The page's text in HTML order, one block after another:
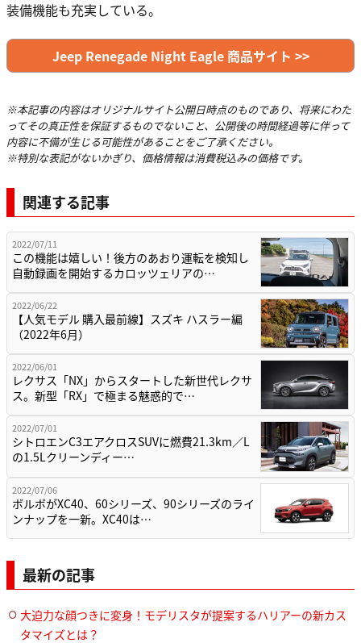
装備機能も充実している。
Jeep Renegade Night Eagle 商品サイト >>
※本記事の内容はオリジナルサイト公開日時点のものであり、将来にわた
ってその真正性を保証するものでないこと、公開後の時間経過等に伴って
内容に不備が生じる可能性があることをご了承ください。
※特別な表記がないかぎり、価格情報は消費税込みの価格です。
関連する記事
2022/07/11
この機能は嬉しい！後方のあおり運転を検知し
自動録画を開始するカロッツェリアの…
2022/06/22
【人気モデル 購入最前線】スズキ ハスラー編
（2022年6月）
2022/06/01
レクサス「NX」からスタートした新世代レクサ
ス。新型「RX」で極まる魅惑的で…
2022/07/01
シトロエンC3エアクロスSUVに燃費21.3km／L
の1.5Lクリーンディー…
2022/07/06
ボルボがXC40、60シリーズ、90シリーズのライ
ンナップを一新。XC40は…
最新の記事
大迫力な顔つきに変身！モデリスタが提案するハリアーの新カス
タマイズとは？